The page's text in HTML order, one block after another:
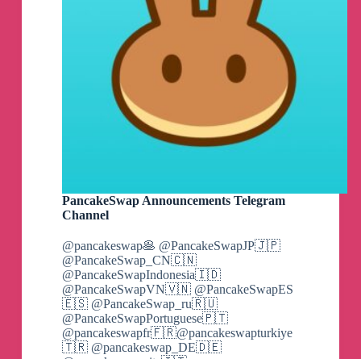
美國也在17號有動作
中、美白貓不合作可能嗎？想屁吃吧
#軍事
中國解放軍在4月17號中緬邊境舉
中國解放軍在4月17號中緬邊境舉行聯合防空
實兵實戰演練👀
“17”號
#快訊 #軍事 #解放軍
PancakeSwap Announcements Telegram
Channel
@pancakeswap🥞 @PancakeSwapJP🇯🇵
@PancakeSwap_CN🇨🇳
@PancakeSwapIndonesia🇮🇩
@PancakeSwapVN🇻🇳 @PancakeSwapES
🇪🇸 @PancakeSwap_ru🇷🇺
@PancakeSwapPortuguese🇵🇹
@pancakeswapfr🇫🇷@pancakeswapturkiye
🇹🇷 @pancakeswap_DE🇩🇪